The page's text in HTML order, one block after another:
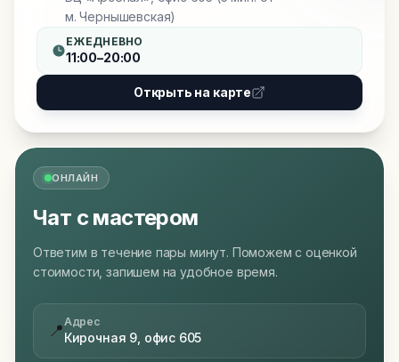
м. Чернышевская)
ЕЖЕДНЕВНО
11:00–20:00
Открыть на карте
ОНЛАЙН
Чат с мастером
Ответим в течение пары минут. Поможем с оценкой
стоимости, запишем на удобное время.
📍Адрес
Кирочная 9, офис 605